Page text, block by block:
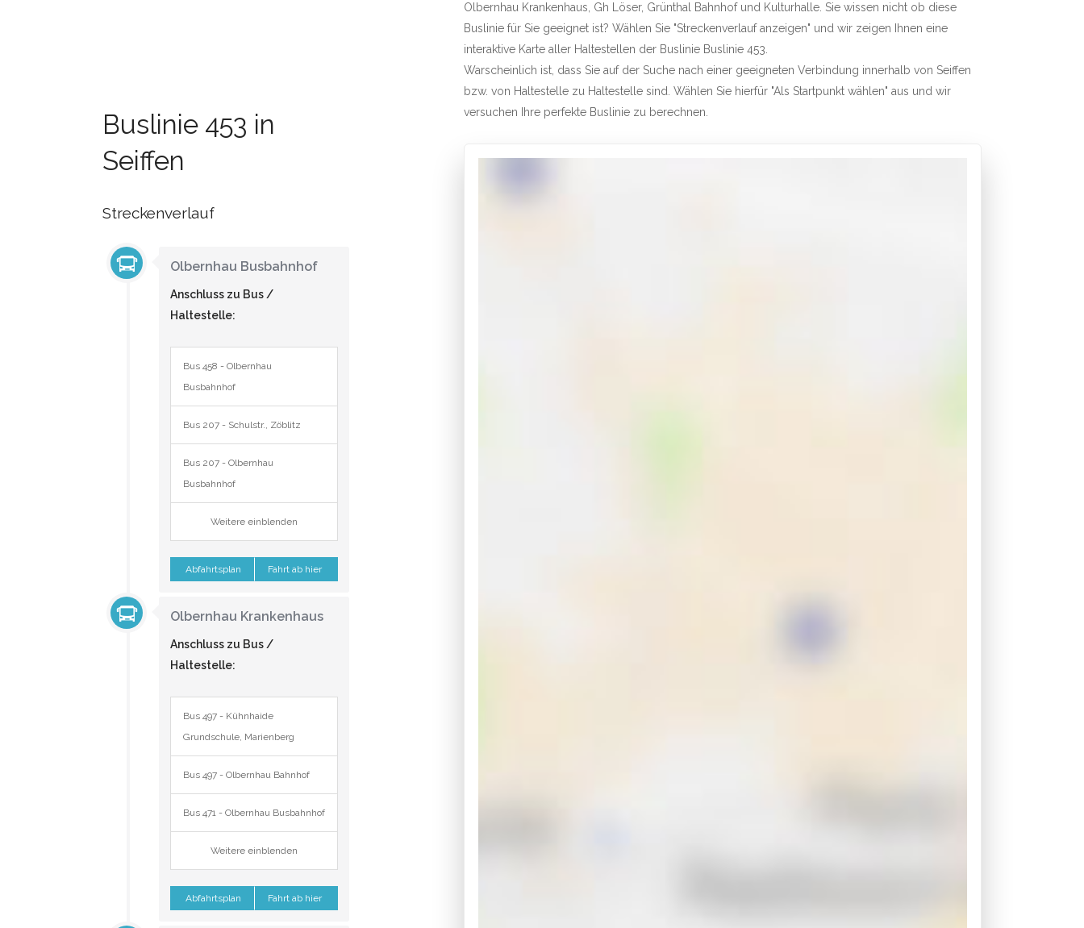
Buslinie 453 in
Seiffen
Streckenverlauf
Olbernhau Busbahnhof
Anschluss zu Bus /
Haltestelle:
Bus 458 - Olbernhau
Busbahnhof
Bus 207 - Schulstr., Zöblitz
Bus 207 - Olbernhau
Busbahnhof
Weitere einblenden
Abfahrtsplan Fahrt ab hier
Olbernhau Krankenhaus
Anschluss zu Bus /
Haltestelle:
Bus 497 - Kühnhaide
Grundschule, Marienberg
Bus 497 - Olbernhau Bahnhof
Bus 471 - Olbernhau Busbahnhof
Weitere einblenden
Abfahrtsplan Fahrt ab hier
Olbernhau Krankenhaus, Gh Löser, Grünthal Bahnhof und Kulturhalle. Sie wissen nicht ob diese
Buslinie für Sie geeignet ist? Wählen Sie "Streckenverlauf anzeigen" und wir zeigen Ihnen eine
interaktive Karte aller Haltestellen der Buslinie Buslinie 453.
Warscheinlich ist, dass Sie auf der Suche nach einer geeigneten Verbindung innerhalb von Seiffen
bzw. von Haltestelle zu Haltestelle sind. Wählen Sie hierfür "Als Startpunkt wählen" aus und wir
versuchen Ihre perfekte Buslinie zu berechnen.